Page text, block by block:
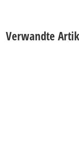
Verwandte